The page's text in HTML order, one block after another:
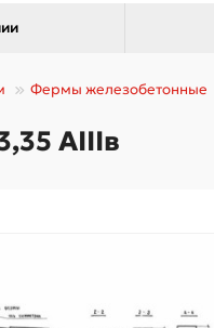
Фермы железобетонные
АIIIв